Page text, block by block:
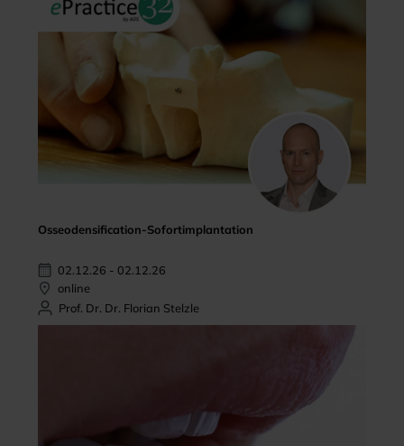
Osseodensification-Sofortimplantation
02.12.26 - 02.12.26
online
Prof. Dr. Dr. Florian Stelzle